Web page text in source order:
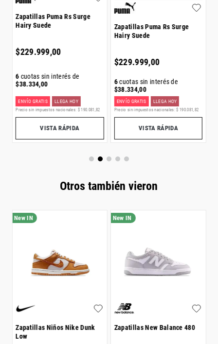
Zapatillas Puma Rs Surge
Hairy Suede
$229.999,00
6 cuotas sin interés de
$38.334,00
ENVÍO GRATIS LLEGA HOY
Precio sin impuestos nacionales: $ 190.081 ,82
VISTA RÁPIDA
Zapatillas Puma Rs Surge
Hairy Suede
$229.999,00
6cuotas sin interés de
$38.334,00
ENVÍO GRATIS LLEGA HOY
Precio sin impuestos nacionales: $ 190.081,82
VISTA RÁPIDA
Otros también vieron
Zapatillas Niños Nike Dunk
Low
Zapatillas New Balance 480